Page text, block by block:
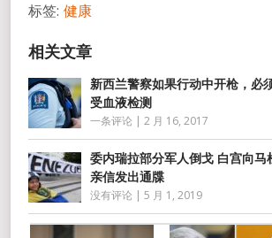
标签: 健康
新西兰警察如果行动中开枪，必
受血液检测
一条评论 | 2 月 16, 2017
委内瑞拉部分军人倒戈 白宫向马
亲信发出通牒
没有评论 | 5 月 1, 2019